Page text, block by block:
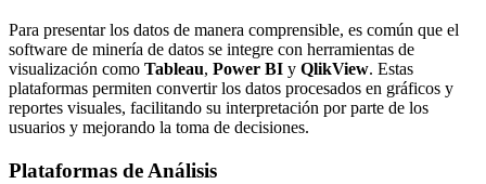
Para presentar los datos de manera comprensible, es común que el
software de minería de datos se integre con herramientas de
visualización como Tableau, Power BI y QlikView. Estas
plataformas permiten convertir los datos procesados en gráficos y
reportes visuales, facilitando su interpretación por parte de los
usuarios y mejorando la toma de decisiones.
Plataformas de Análisis